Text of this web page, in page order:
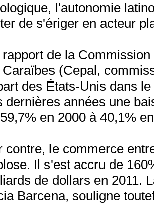
l'autonomie
de s'ériger en acteur
rapport de la
Caraïbes (Cepal,
des États-Unis dans
dernières années une
en 2000 à 40,1%
contre, le commerce
Il s'est accru de
de dollars en 2011.
Barcena, souligne